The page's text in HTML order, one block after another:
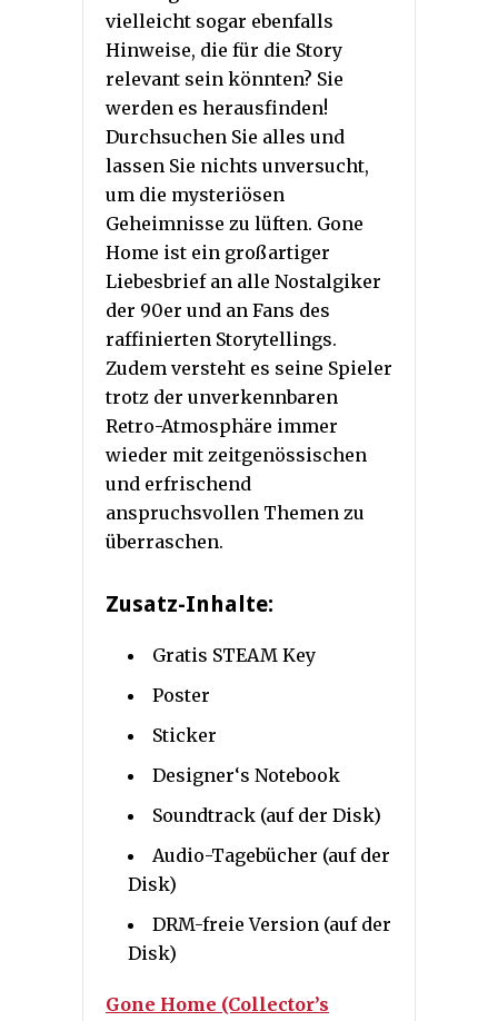
vielleicht sogar ebenfalls
Hinweise, die für die Story
relevant sein könnten? Sie
werden es herausfinden!
Durchsuchen Sie alles und
lassen Sie nichts unversucht,
um die mysteriösen
Geheimnisse zu lüften. Gone
Home ist ein großartiger
Liebesbrief an alle Nostalgiker
der 90er und an Fans des
raffinierten Storytellings.
Zudem versteht es seine Spieler
trotz der unverkennbaren
Retro-Atmosphäre immer
wieder mit zeitgenössischen
und erfrischend
anspruchsvollen Themen zu
überraschen.
Zusatz-Inhalte:
Gratis STEAM Key
Poster
Sticker
Designer‘s Notebook
Soundtrack (auf der Disk)
Audio-Tagebücher (auf der
Disk)
DRM-freie Version (auf der
Disk)
Gone Home (Collector’s